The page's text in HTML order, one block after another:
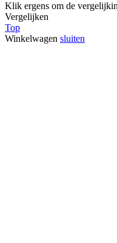
Klik ergens om de
Vergelijken
Top
Winkelwagen sluiten